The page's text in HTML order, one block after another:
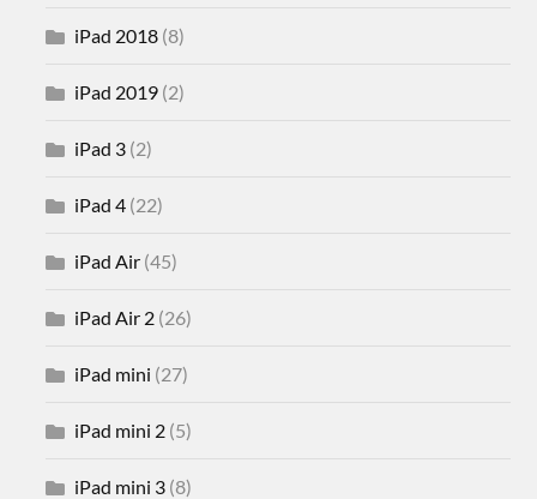
iPad 2018 (8)
iPad 2019 (2)
iPad 3 (2)
iPad 4 (22)
iPad Air (45)
iPad Air 2 (26)
iPad mini (27)
iPad mini 2 (5)
iPad mini 3 (8)